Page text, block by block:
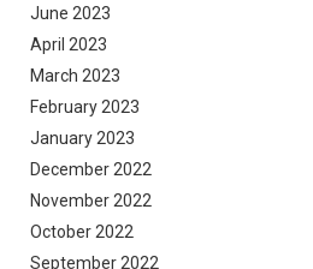
June 2023
April 2023
March 2023
February 2023
January 2023
December 2022
November 2022
October 2022
September 2022